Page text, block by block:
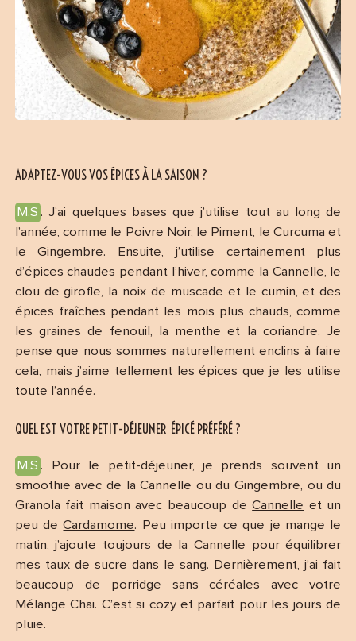
ADAPTEZ-VOUS VOS ÉPICES À LA SAISON ?
M.S . J’ai quelques bases que j’utilise tout au long de
l’année, comme le Poivre Noir, le Piment, le Curcuma et
leGingembre. Ensuite, j’utilise certainement plus
d’épices chaudes pendant l’hiver, comme la Cannelle, le
clou de girofle, la noix de muscade et le cumin, et des
épices fraîches pendant les mois plus chauds, comme
les graines de fenouil, la menthe et la coriandre. Je
pense que nous sommes naturellement enclins à faire
cela, mais j’aime tellement les épices que je les utilise
toute l’année.
QUEL EST VOTRE PETIT-DÉJEUNER ÉPICÉ PRÉFÉRÉ ?
M.S . Pour le petit-déjeuner, je prends souvent un
smoothie avec de la Cannelle ou du Gingembre, ou du
Granola fait maison avec beaucoup deCannelle et un
peu deCardamome. Peu importe ce que je mange le
matin, j’ajoute toujours de la Cannelle pour équilibrer
mes taux de sucre dans le sang. Dernièrement, j’ai fait
beaucoup de porridge sans céréales avec votre
Mélange Chai. C’est si cozy et parfait pour les jours de
pluie.